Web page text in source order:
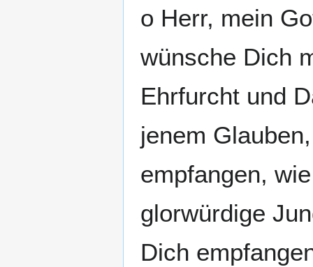
o Herr, mein
wünsche Dich
Ehrfurcht und
jenem
empfangen,
glorwürdige
Dich